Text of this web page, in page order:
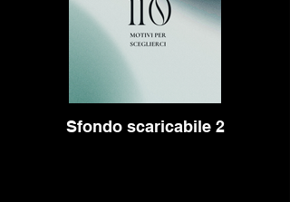
Sfondo scaricabile 2